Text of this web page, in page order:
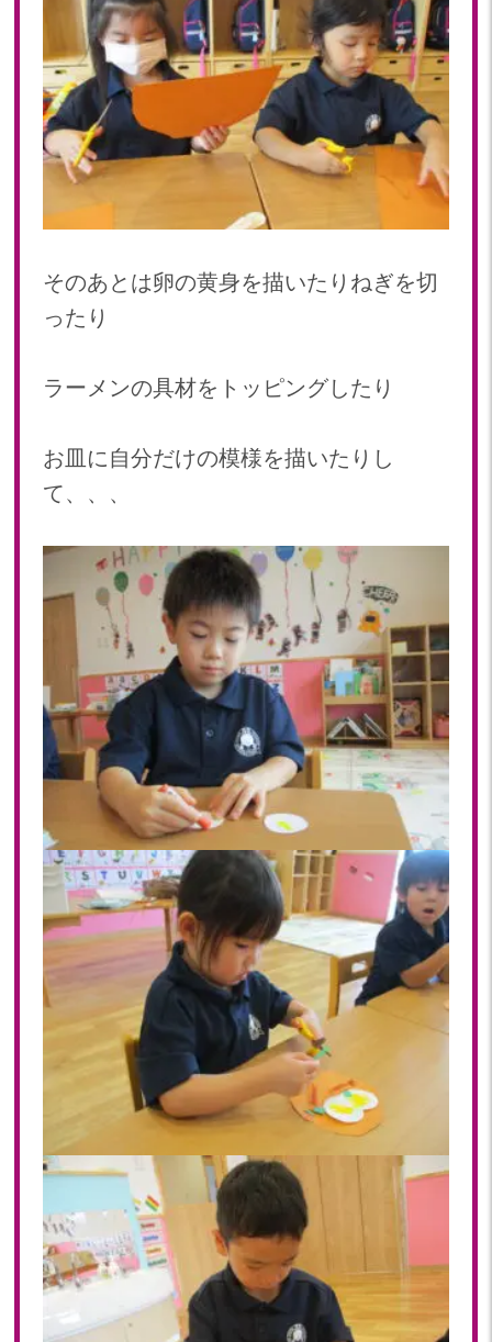
2023年 01月(19)
2022年 12月(20)
2022年 11月(20)
2022年 10月(20)
2022年 09月(19)
2022年 08月(22)
2022年 06月(22)
2022年 04月(19)
2022年 02月(12)
2021
2021年 12月(20)
2021年 10月(20)
2021年 09月(20)
2021年 08月(22)
2021年 07月(9)
そのあとは卵の黄身を描いたりねぎを切
ったり
ラーメンの具材をトッピングしたり
お皿に自分だけの模様を描いたりし
て、、、